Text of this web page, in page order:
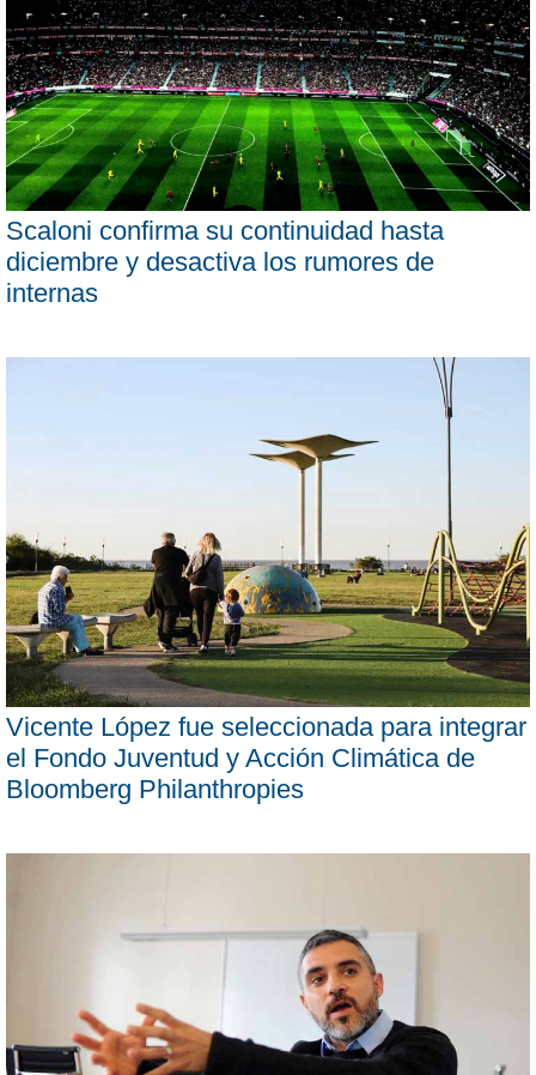
Scaloni confirma su continuidad hasta
diciembre y desactiva los rumores de
internas
Vicente López fue seleccionada para integrar
el Fondo Juventud y Acción Climática de
Bloomberg Philanthropies